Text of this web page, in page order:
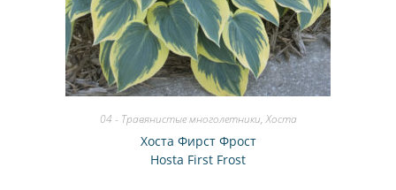
04 - Травянистые многолетники,Хоста
Хоста Фирст Фрост
Hosta First Frost